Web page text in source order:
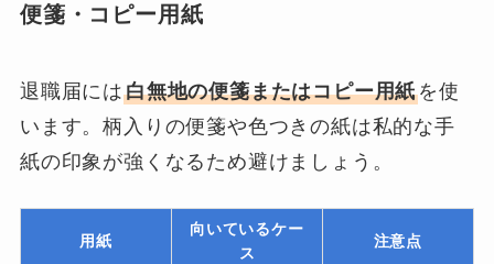
便箋・コピー用紙
退職届には白無地の便箋またはコピー用紙を使
います。柄入りの便箋や色つきの紙は私的な手
紙の印象が強くなるため避けましょう。
用紙
向いているケー
ス
注意点